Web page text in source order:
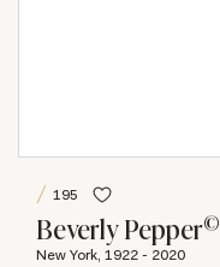
195
Beverly Pepper©
New York, 1922 - 2020